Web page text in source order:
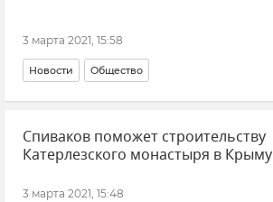
3 марта 2021, 15:58
Новости Общество
Спиваков поможет строительству
Катерлезского монастыря в Крыму
3 марта 2021, 15:48